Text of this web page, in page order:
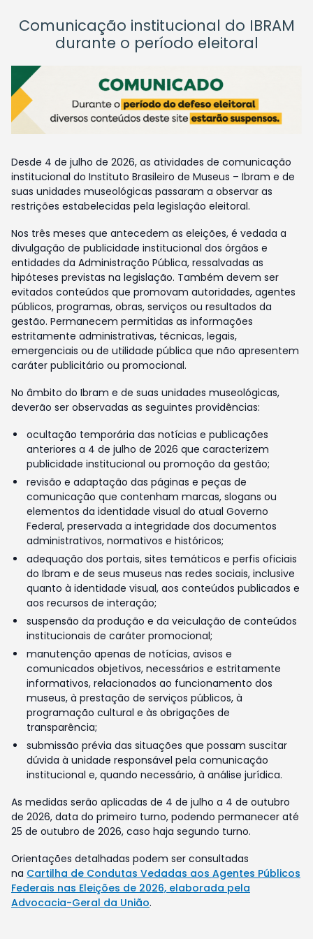
Comunicação institucional do IBRAM
durante o período eleitoral
Desde 4 de julho de 2026, as atividades de comunicação
institucional do Instituto Brasileiro de Museus – Ibram e de
suas unidades museológicas passaram a observar as
restrições estabelecidas pela legislação eleitoral.
Nos três meses que antecedem as eleições, é vedada a
divulgação de publicidade institucional dos órgãos e
entidades da Administração Pública, ressalvadas as
hipóteses previstas na legislação. Também devem ser
evitados conteúdos que promovam autoridades, agentes
públicos, programas, obras, serviços ou resultados da
gestão. Permanecem permitidas as informações
estritamente administrativas, técnicas, legais,
emergenciais ou de utilidade pública que não apresentem
caráter publicitário ou promocional.
No âmbito do Ibram e de suas unidades museológicas,
deverão ser observadas as seguintes providências:
ocultação temporária das notícias e publicações
anteriores a 4 de julho de 2026 que caracterizem
publicidade institucional ou promoção da gestão;
revisão e adaptação das páginas e peças de
comunicação que contenham marcas, slogans ou
elementos da identidade visual do atual Governo
Federal, preservada a integridade dos documentos
administrativos, normativos e históricos;
adequação dos portais, sites temáticos e perfis oficiais
do Ibram e de seus museus nas redes sociais, inclusive
quanto à identidade visual, aos conteúdos publicados e
aos recursos de interação;
suspensão da produção e da veiculação de conteúdos
institucionais de caráter promocional;
manutenção apenas de notícias, avisos e
comunicados objetivos, necessários e estritamente
informativos, relacionados ao funcionamento dos
museus, à prestação de serviços públicos, à
programação cultural e às obrigações de
transparência;
submissão prévia das situações que possam suscitar
dúvida à unidade responsável pela comunicação
institucional e, quando necessário, à análise jurídica.
As medidas serão aplicadas de 4 de julho a 4 de outubro
de 2026, data do primeiro turno, podendo permanecer até
25 de outubro de 2026, caso haja segundo turno.
Orientações detalhadas podem ser consultadas
na Cartilha de Condutas Vedadas aos Agentes Públicos
Federais nas Eleições de 2026, elaborada pela
Advocacia-Geral da União.